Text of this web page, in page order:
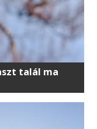
talál ma